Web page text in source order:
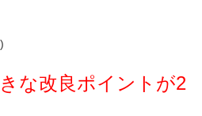
な改良ポイントが2